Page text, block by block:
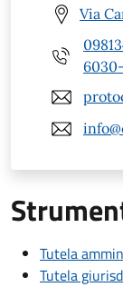
Via
Tutela
Tutela